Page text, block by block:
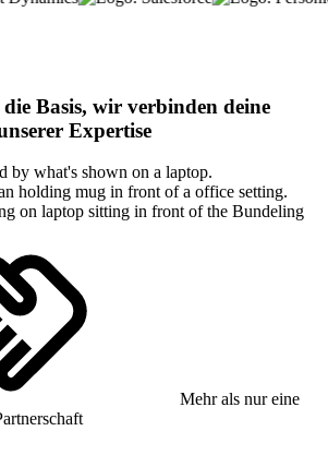
Basis, wir verbinden deine
Expertise
Mehr als nur eine